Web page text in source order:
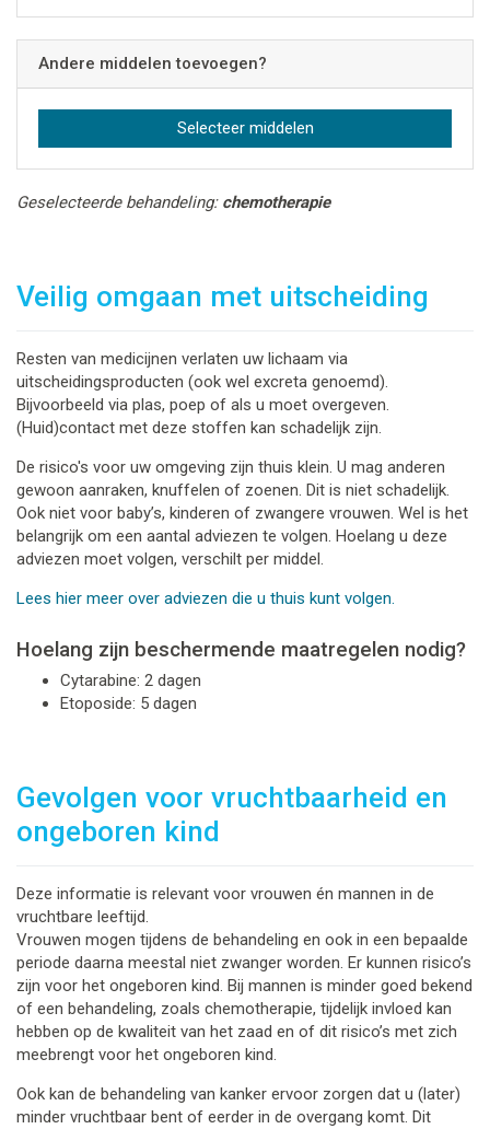
Geselecteerde behandeling: chemotherapie
Veilig omgaan met uitscheiding
Resten van medicijnen verlaten uw lichaam via
uitscheidingsproducten (ook wel excreta genoemd).
Bijvoorbeeld via plas, poep of als u moet overgeven.
(Huid)contact met deze stoffen kan schadelijk zijn.
De risico's voor uw omgeving zijn thuis klein. U mag anderen
gewoon aanraken, knuffelen of zoenen. Dit is niet schadelijk.
Ook niet voor baby’s, kinderen of zwangere vrouwen. Wel is het
belangrijk om een aantal adviezen te volgen. Hoelang u deze
adviezen moet volgen, verschilt per middel.
Lees hier meer over adviezen die u thuis kunt volgen.
Hoelang zijn beschermende maatregelen nodig?
Cytarabine: 2 dagen
Etoposide: 5 dagen
Gevolgen voor vruchtbaarheid en
ongeboren kind
Deze informatie is relevant voor vrouwen én mannen in de
vruchtbare leeftijd.
Vrouwen mogen tijdens de behandeling en ook in een bepaalde
periode daarna meestal niet zwanger worden. Er kunnen risico’s
zijn voor het ongeboren kind. Bij mannen is minder goed bekend
of een behandeling, zoals chemotherapie, tijdelijk invloed kan
hebben op de kwaliteit van het zaad en of dit risico’s met zich
meebrengt voor het ongeboren kind.
Ook kan de behandeling van kanker ervoor zorgen dat u (later)
minder vruchtbaar bent of eerder in de overgang komt. Dit
Andere middelen toevoegen?
Selecteer middelen